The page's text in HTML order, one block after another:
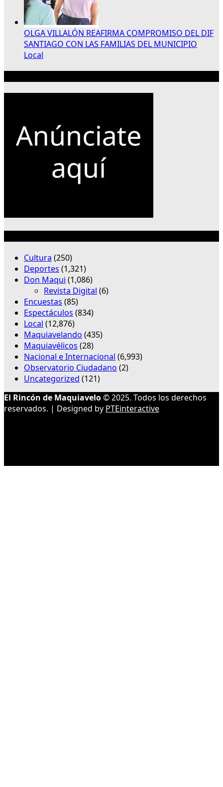
OLGA VILLALÓN REAFIRMA COMPROMISO DEL DIF
SANTIAGO CON LAS FAMILIAS DEL MUNICIPIO
Local
Cultura (250)
Deportes (1,321)
Don Maqui (1,086)
Revista Digital (6)
Encuestas (85)
Espectáculos (834)
Local (12,876)
Maquiavelando (435)
Maquiavélicos (28)
Nacional e Internacional (6,993)
Observatorio Ciudadano (2)
Uncategorized (121)
El Rincón de Maquiavelo© 2025. Todos los derechos
reservados. | Designed by PTEinteractive